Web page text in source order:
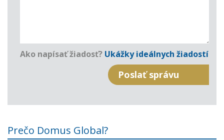
Ako napísať žiadosť? Ukážky ideálnych žiadostí
Prečo Domus Global?